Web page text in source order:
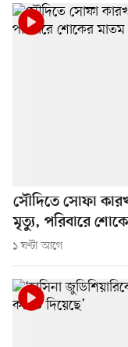
সৌদিতে সোফা
মৃত্যু, পরিবারে
১ ঘণ্টা আগে